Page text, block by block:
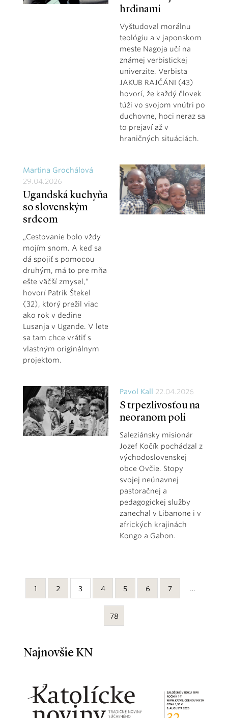
hrdinami
Vyštudoval morálnu
teológiu a v japonskom
meste Nagoja učí na
známej verbistickej
univerzite. Verbista
JAKUB RAJČÁNI (43)
hovorí, že každý človek
túži vo svojom vnútri po
duchovne, hoci neraz sa
to prejaví až v
hraničných situáciách.
Martina Grochálová
29.04.2026
Ugandská kuchyňa
so slovenským
srdcom
„Cestovanie bolo vždy
mojím snom. A keď sa
dá spojiť s pomocou
druhým, má to pre mňa
ešte väčší zmysel,“
hovorí Patrik Štekel
(32), ktorý prežil viac
ako rok v dedine
Lusanja v Ugande. V lete
sa tam chce vrátiť s
vlastným originálnym
projektom.
Pavol Kall 22.04.2026
S trpezlivosťou na
neoranom poli
Saleziánsky misionár
Jozef Kočík pochádzal z
východoslovenskej
obce Ovčie. Stopy
svojej neúnavnej
pastoračnej a
pedagogickej služby
zanechal v Libanone i v
afrických krajinách
Kongo a Gabon.
1 2 3 4 5 6 7 …
78
Najnovšie KN